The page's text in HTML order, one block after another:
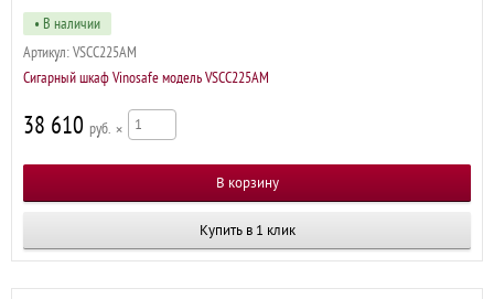
• В наличии
Артикул: VSCC225AM
Сигарный шкаф Vinosafe модель VSCC225AM
38 610 р ×
Купить в 1 клик